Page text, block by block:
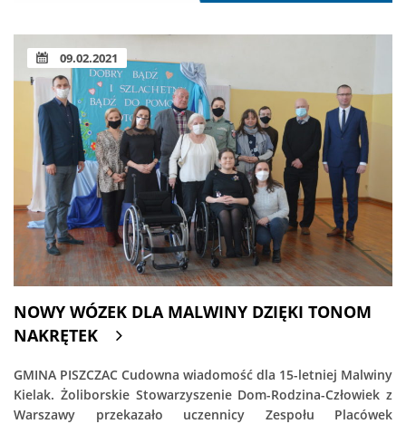
09.02.2021
NOWY WÓZEK DLA MALWINY DZIĘKI TONOM
NAKRĘTEK
GMINA PISZCZAC Cudowna wiadomość dla 15-letniej Malwiny
Kielak. Żoliborskie Stowarzyszenie Dom-Rodzina-Człowiek z
Warszawy przekazało uczennicy Zespołu Placówek